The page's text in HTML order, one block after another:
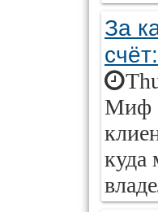
За
Миф
куда